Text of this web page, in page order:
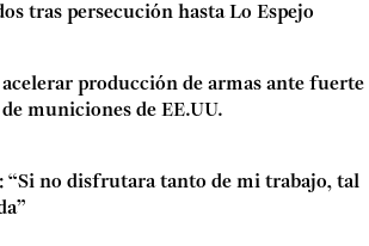
tras persecución hasta Lo Espejo
producción de armas ante fuerte
municiones de EE.UU.
“Si no disfrutara tanto de mi trabajo, tal